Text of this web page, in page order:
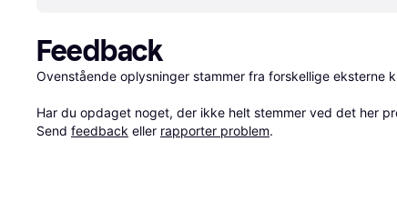
Feedback
Ovenstående oplysninger stammer fra forskellige eksterne
Har du opdaget noget, der ikke helt stemmer ved det her
Send feedback eller rapporter problem.